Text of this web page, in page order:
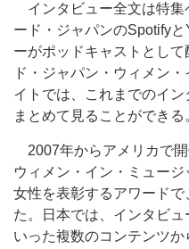
インタビュー全文は特集
ード・ジャパンのSpotify
ーがポッドキャストとし
ド・ジャパン・ウィメン
イトでは、これまでのイ
まとめて見ることができる
2007年からアメリカで開
ウィメン・イン・ミュー
女性を表彰するアワード
た。日本では、インタビ
いった複数のコンテンツ